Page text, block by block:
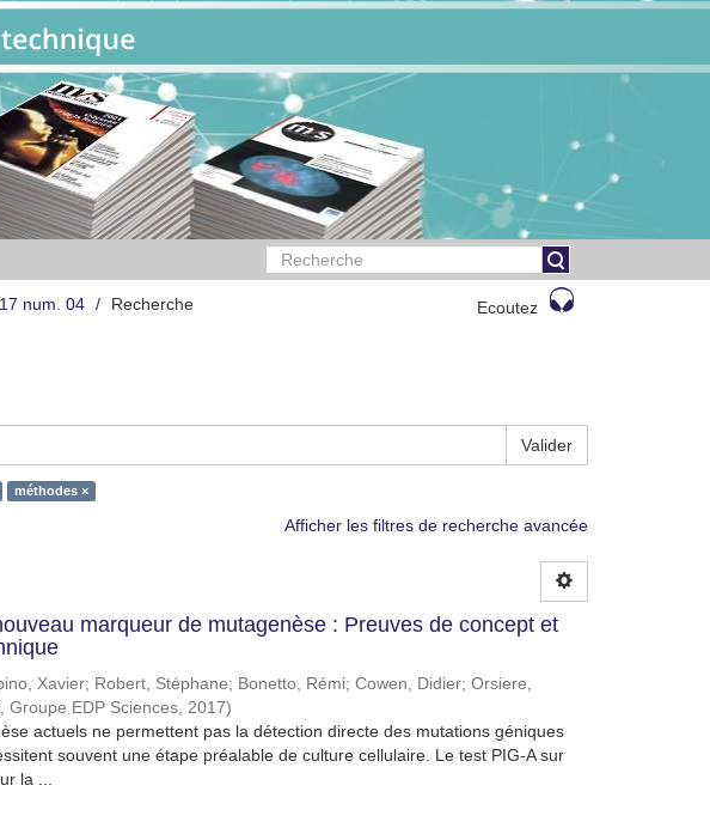
num. 04 Recherche Ecoutez
Valider
méthodes ×
Afficher les filtres de recherche avancée
marqueur de mutagenèse : Preuves de concept et
Xavier; Robert, Stéphane; Bonetto, Rémi; Cowen, Didier; Orsiere,
Groupe EDP Sciences, 2017)
actuels ne permettent pas la détection directe des mutations géniques
souvent une étape préalable de culture cellulaire. Le test PIG-A sur
la ...